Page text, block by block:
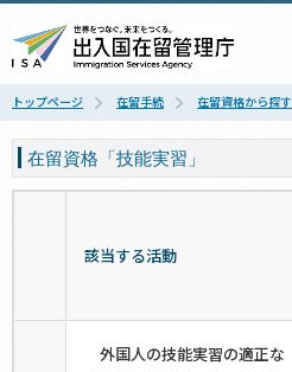
トップページ 在留手続 在留資格から探す
在留資格「技能実習」
該当する活動
外国人の技能実習の適正な